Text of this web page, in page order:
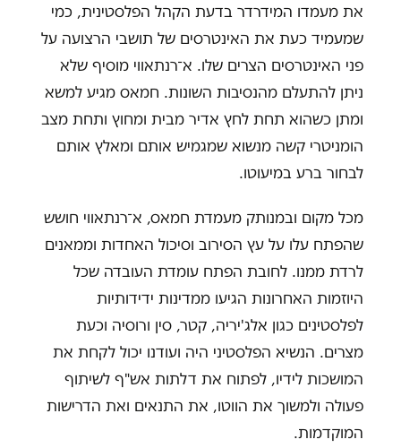
את מעמדו המידרדר בדעת הקהל הפלסטינית, כמי
שמעמיד כעת את האינטרסים של תושבי הרצועה על
פני האינטרסים הצרים שלו. א־רנתאווי מוסיף שלא
ניתן להתעלם מהנסיבות השונות. חמאס מגיע למשא
ומתן כשהוא תחת לחץ אדיר מבית ומחוץ ותחת מצב
הומניטרי קשה מנשוא שמגמיש אותם ומאלץ אותם
לבחור ברע במיעוטו.
מכל מקום ובמנותק מעמדת חמאס, א־רנתאווי חושש
שהפתח עלו על עץ הסירוב וסיכול האחדות וממאנים
לרדת ממנו. לחובת הפתח עומדת העובדה שכל
היוזמות האחרונות הגיעו ממדינות ידידותיות
לפלסטינים כגון אלג'יריה, קטר, סין ורוסיה וכעת
מצרים. הנשיא הפלסטיני היה ועודנו יכול לקחת את
המושכות לידיו, לפתוח את דלתות אש"ף לשיתוף
פעולה ולמשוך את הווטו, את התנאים ואת הדרישות
המוקדמות.